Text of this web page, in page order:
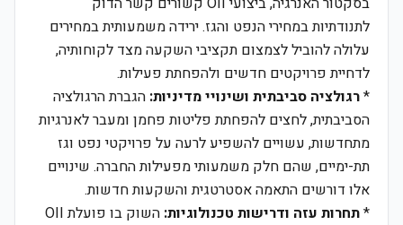
לתנודתיות במחירי הנפט והגז. ירידה משמעותית במחירים
עלולה להוביל לצמצום תקציבי השקעה מצד לקוחותיה,
לדחיית פרויקטים חדשים ולהפחתת פעילות.
*רגולציה סביבתית ושינויי מדיניות: הגברת הרגולציה
הסביבתית, לחצים להפחתת פליטות פחמן ומעבר לאנרגיות
מתחדשות, עשויים להשפיע לרעה על פרויקטי נפט וגז
תת-ימיים, שהם חלק משמעותי מפעילות החברה. שינויים
אלו דורשים התאמה אסטרטגית והשקעות חדשות.
*תחרות עזה ודרישות טכנולוגיות:
השוק בו פועלת OII